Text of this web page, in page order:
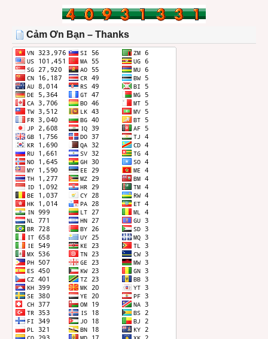
THÁNG
Cảm Ơn Bạn – Thanks